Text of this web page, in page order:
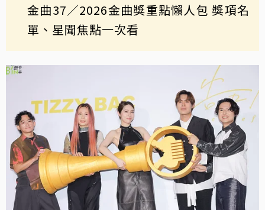
金曲37／2026金曲獎重點懶人包 獎項名
單、星聞焦點一次看